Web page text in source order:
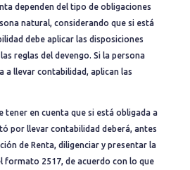
dependen del tipo de obligaciones
natural, considerando que si está
debe aplicar las disposiciones
reglas del devengo. Si la persona
a llevar contabilidad, aplican las
tener en cuenta que si está obligada a
por llevar contabilidad deberá, antes
de Renta, diligenciar y presentar la
formato 2517, de acuerdo con lo que